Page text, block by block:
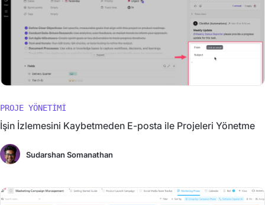
PROJE YÖNETIMI
İşin İzlemesini Kaybetmeden E-posta ile Projeleri Yönetme
Sudarshan Somanathan